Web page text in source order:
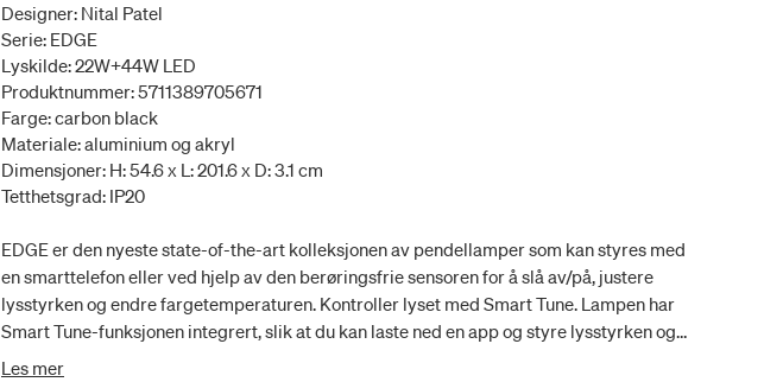
Designer: Nital Patel
Serie: EDGE
Lyskilde: 22W+44W LED
Produktnummer: 5711389705671
Farge: carbon black
Materiale: aluminium og akryl
Dimensjoner: H: 54.6 x L: 201.6 x D: 3.1 cm
Tetthetsgrad: IP20
EDGE er den nyeste state-of-the-art kolleksjonen av pendellamper som kan styres med
en smarttelefon eller ved hjelp av den berøringsfrie sensoren for å slå av/på, justere
lysstyrken og endre fargetemperaturen. Kontroller lyset med Smart Tune. Lampen har
Smart Tune-funksjonen integrert, slik at du kan laste ned en app og styre lysstyrken og
endre lysfargen med mobilen din. Klikk på Smart Tune-knappen nedenfor for å få mer
Les mer